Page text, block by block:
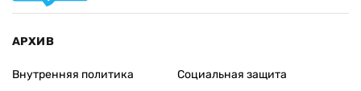
АРХИВ
Внутренняя политика
Социальная защита